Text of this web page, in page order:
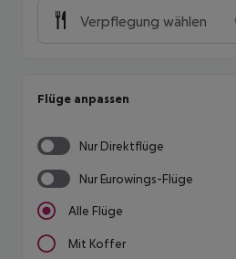
Verpflegung wählen
Flüge anpassen
Nur Direktflüge
Nur Eurowings-Flüge
Alle Flüge
Mit Koffer